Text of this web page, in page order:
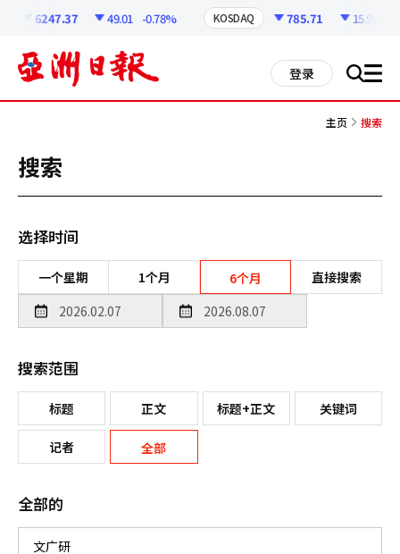
6247.37 49.01 -0.78% KOSDAQ 785.71 15.96
登录 搜 all
主页 搜索
搜索
选择时间
一个星期 1个月 6个月 直接搜索
搜索范围
标题 正文 标题+正文 关键词
记者 全部
全部的